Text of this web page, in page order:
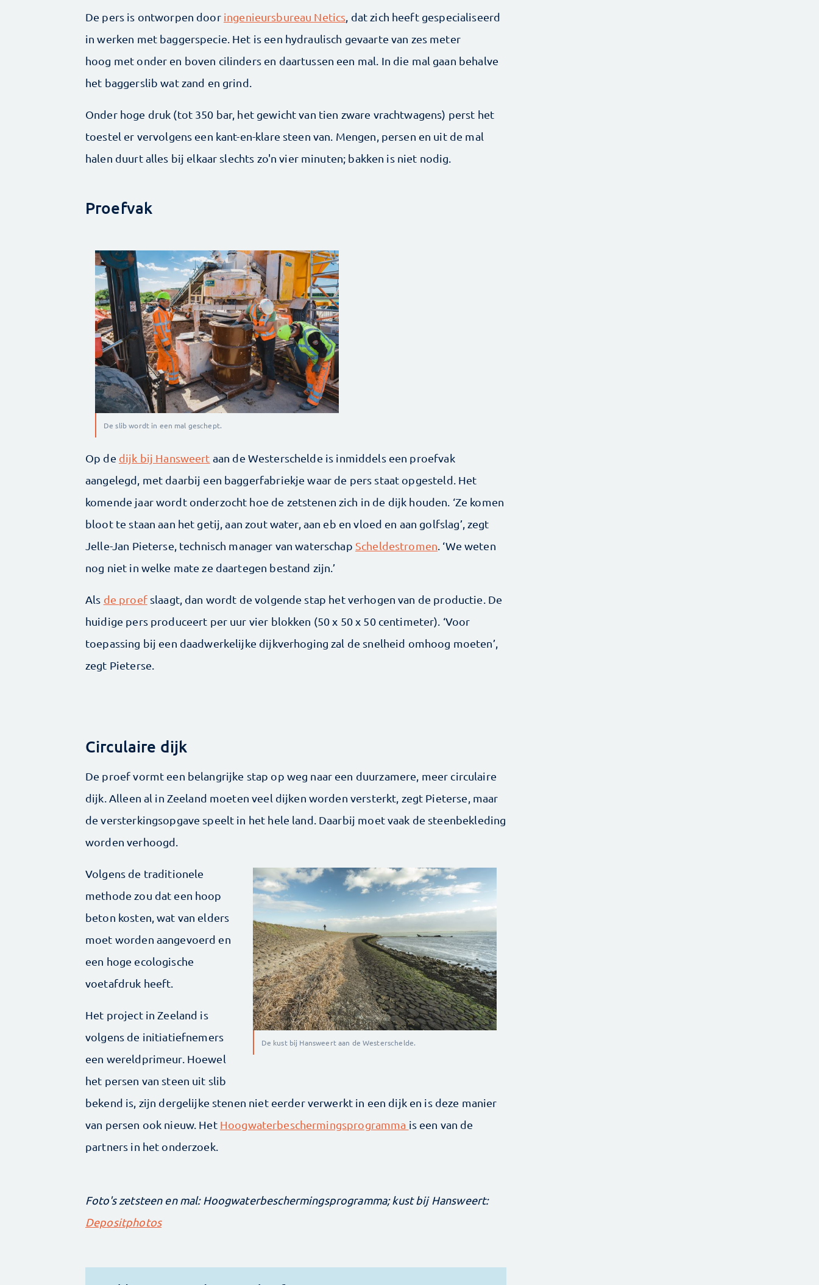
De pers is ontworpen door ingenieursbureau Netics , dat zich heeft gespecialiseerd
in werken met baggerspecie. Het is een hydraulisch gevaarte van zes meter
hoog met onder en boven cilinders en daartussen een mal. In die mal gaan behalve
het baggerslib wat zand en grind.
Onder hoge druk (tot 350 bar, het gewicht van tien zware vrachtwagens) perst het
toestel er vervolgens een kant-en-klare steen van. Mengen, persen en uit de mal
halen duurt alles bij elkaar slechts zo'n vier minuten; bakken is niet nodig.
Proefvak
De slib wordt in een mal geschept.
Op de dijk bij Hansweert aan de Westerschelde is inmiddels een proefvak
aangelegd, met daarbij een baggerfabriekje waar de pers staat opgesteld. Het
komende jaar wordt onderzocht hoe de zetstenen zich in de dijk houden. ‘Ze komen
bloot te staan aan het getij, aan zout water, aan eb en vloed en aan golfslag’, zegt
Jelle-Jan Pieterse, technisch manager van waterschap Scheldestromen . ‘We weten
nog niet in welke mate ze daartegen bestand zijn.’
Als de proefslaagt, dan wordt de volgende stap het verhogen van de productie. De
huidige pers produceert per uur vier blokken (50 x 50 x 50 centimeter). ‘Voor
toepassing bij een daadwerkelijke dijkverhoging zal de snelheid omhoog moeten’,
zegt Pieterse.
Circulaire dijk
De proef vormt een belangrijke stap op weg naar een duurzamere, meer circulaire
dijk. Alleen al in Zeeland moeten veel dijken worden versterkt, zegt Pieterse, maar
de versterkingsopgave speelt in het hele land. Daarbij moet vaak de steenbekleding
worden verhoogd.
De kust bij Hansweert aan de Westerschelde.
Volgens de traditionele
methode zou dat een hoop
beton kosten, wat van elders
moet worden aangevoerd en
een hoge ecologische
voetafdruk heeft.
Het project in Zeeland is
volgens de initiatiefnemers
een wereldprimeur. Hoewel
het persen van steen uit slib
bekend is, zijn dergelijke stenen niet eerder verwerkt in een dijk en is deze manier
van persen ook nieuw. Het Hoogwaterbeschermingsprogramma is een van de
partners in het onderzoek.
Foto's zetsteen en mal: Hoogwaterbeschermingsprogramma; kust bij Hansweert:
Depositphotos